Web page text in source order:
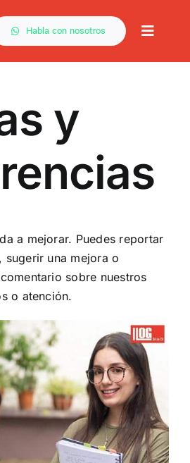
Habla con nosotros
Toggle
y
a mejorar. Puedes reportar
sugerir una mejora o
sobre nuestros
o atención.